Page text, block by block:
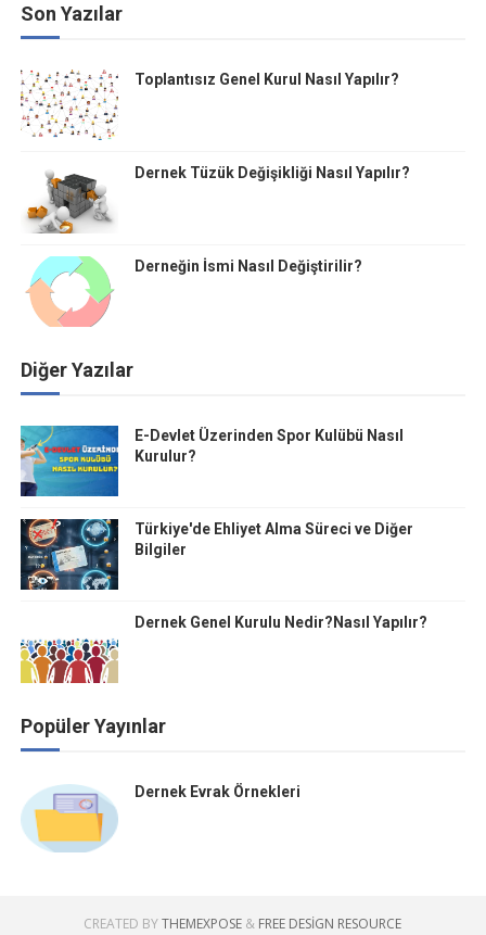
Son Yazılar
Toplantısız Genel Kurul Nasıl Yapılır?
Dernek Tüzük Değişikliği Nasıl Yapılır?
Derneğin İsmi Nasıl Değiştirilir?
Diğer Yazılar
E-Devlet Üzerinden Spor Kulübü Nasıl
Kurulur?
Türkiye'de Ehliyet Alma Süreci ve Diğer
Bilgiler
Dernek Genel Kurulu Nedir?Nasıl Yapılır?
Popüler Yayınlar
Dernek Evrak Örnekleri
CREATED BYTHEMEXPOSE & FREE DESIGN RESOURCE